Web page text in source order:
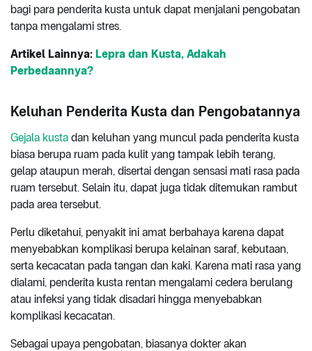
bagi para penderita kusta untuk dapat menjalani pengobatan
tanpa mengalami stres.
Artikel Lainnya: Lepra dan Kusta, Adakah
Perbedaannya?
Keluhan Penderita Kusta dan Pengobatannya
Gejala kusta dan keluhan yang muncul pada penderita kusta
biasa berupa ruam pada kulit yang tampak lebih terang,
gelap ataupun merah, disertai dengan sensasi mati rasa pada
ruam tersebut. Selain itu, dapat juga tidak ditemukan rambut
pada area tersebut.
Perlu diketahui, penyakit ini amat berbahaya karena dapat
menyebabkan komplikasi berupa kelainan saraf, kebutaan,
serta kecacatan pada tangan dan kaki. Karena mati rasa yang
dialami, penderita kusta rentan mengalami cedera berulang
atau infeksi yang tidak disadari hingga menyebabkan
komplikasi kecacatan.
Sebagai upaya pengobatan, biasanya dokter akan